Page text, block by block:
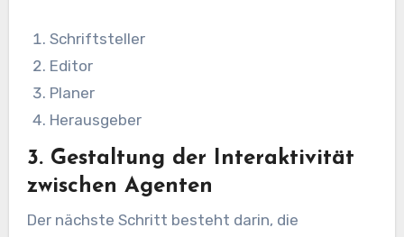
Schriftsteller
Editor
Planer
Herausgeber
3. Gestaltung der Interaktivität
zwischen Agenten
Der nächste Schritt besteht darin, die